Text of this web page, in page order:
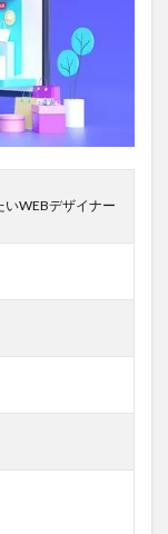
WEBデザイナー